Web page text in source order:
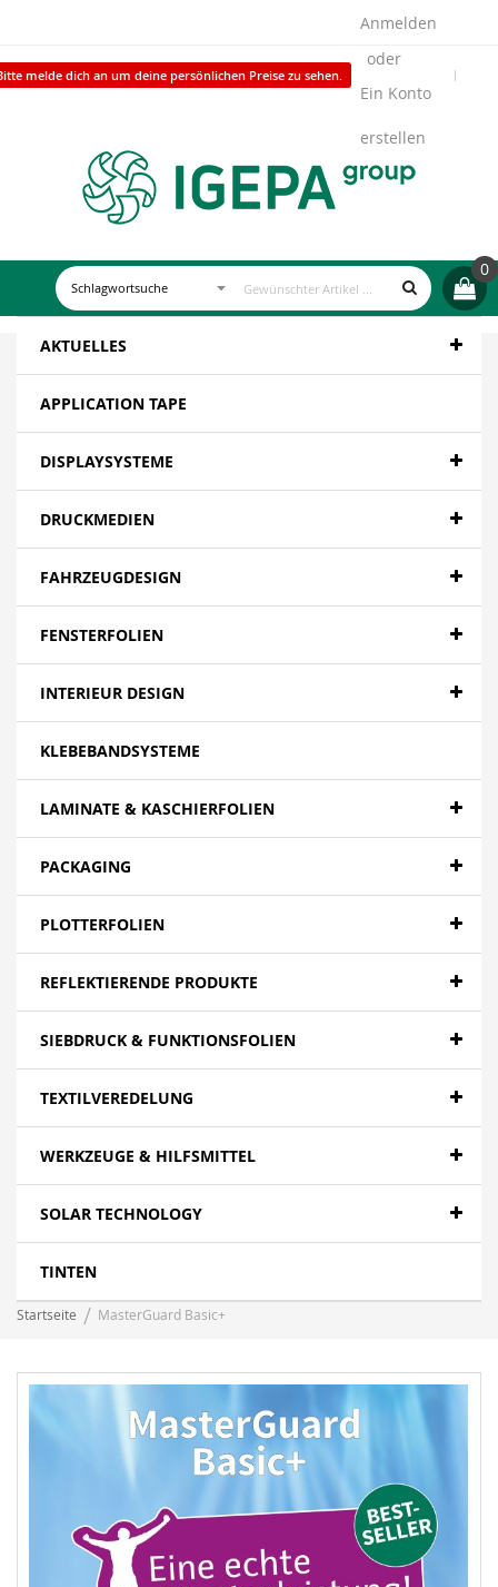
melde dich an um deine persönlichen Preise zu sehen.
Anmelden
Ein Konto
erstellen
0
AKTUELLES
APPLICATION TAPE
DISPLAYSYSTEME
DRUCKMEDIEN
FAHRZEUGDESIGN
FENSTERFOLIEN
INTERIEUR DESIGN
KLEBEBANDSYSTEME
LAMINATE & KASCHIERFOLIEN
PACKAGING
PLOTTERFOLIEN
REFLEKTIERENDE PRODUKTE
SIEBDRUCK & FUNKTIONSFOLIEN
TEXTILVEREDELUNG
WERKZEUGE & HILFSMITTEL
SOLAR TECHNOLOGY
TINTEN
Startseite MasterGuard Basic+